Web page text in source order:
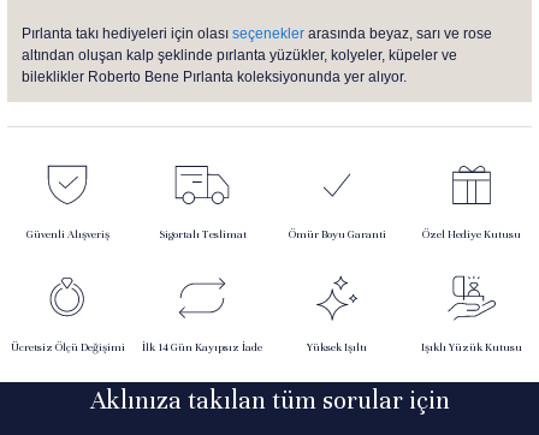
Pırlanta takı hediyeleri için olası seçenekler arasında beyaz, sarı ve rose
altından oluşan kalp şeklinde pırlanta yüzükler, kolyeler, küpeler ve
bileklikler Roberto Bene Pırlanta koleksiyonunda yer alıyor.
Güvenli Alışveriş Sigortalı Teslimat Ömür Boyu Garanti Özel Hediye Kutusu
Ücretsiz Ölçü Değişimi İlk 14 Gün Kayıpsız İade Yüksek Işıltı Işıklı Yüzük Kutusu
Aklınıza takılan tüm sorular için